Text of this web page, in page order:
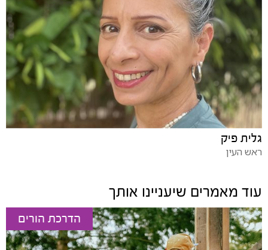
גלית פיק
ראש העין
עוד מאמרים שיעניינו אותך
הדרכת הורים